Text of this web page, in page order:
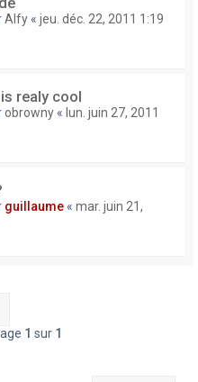
Alfy « jeu. déc. 22, 2011 1:19
realy cool
obrowny « lun. juin 27, 2011
guillaume « mar. juin 21,
1 sur 1